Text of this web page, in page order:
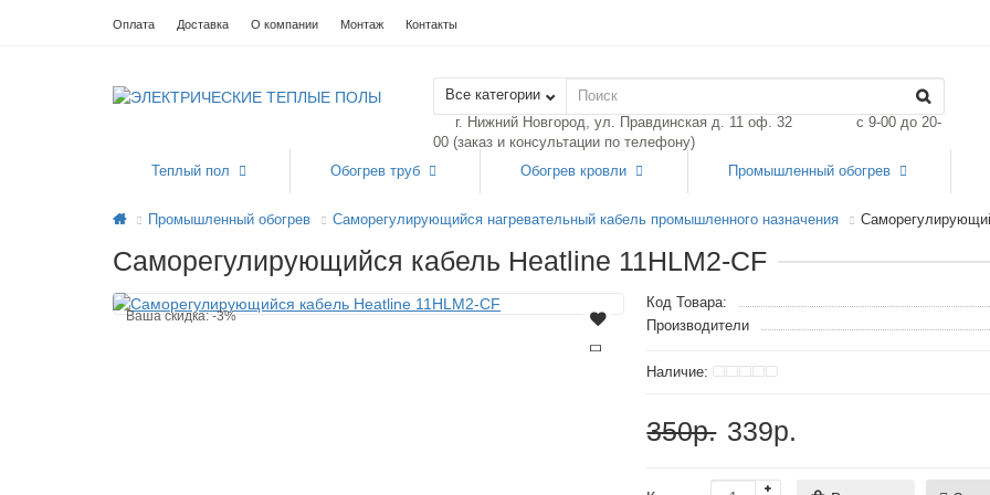
Оплата Доставка О компании Монтаж Контакты
Все категории
г. Нижний Новгород, ул. Правдинская д. 11 оф. 32
с 9-00 до 20-
00 (заказ и консультации по телефону)
Теплый пол
Обогрев труб Обогрев кровли Промышленный обогрев
Промышленный обогрев Саморегулирующийся нагревательный кабель промышленного назначения
Саморегулирующийся кабель Heatline 11HLM2-CF
Ваша скидка: -3%
Код Товара:
Производители
350р. 339р.